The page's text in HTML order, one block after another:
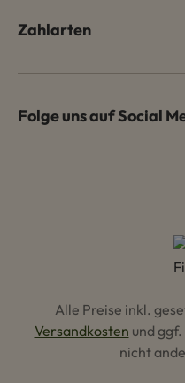
Zahlarten
Folge uns auf Social
Alle Preise inkl.
Versandkosten und
nicht